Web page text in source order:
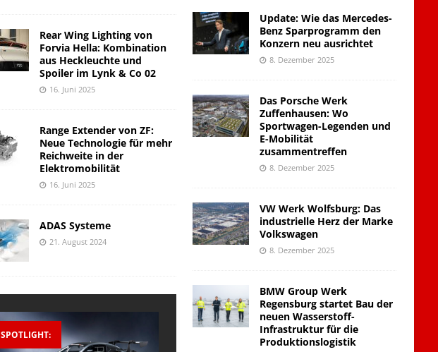
Rear Wing Lighting von
Forvia Hella: Kombination
aus Heckleuchte und
Spoiler im Lynk & Co 02
16. Juni 2025
Range Extender von ZF:
Neue Technologie für mehr
Reichweite in der
Elektromobilität
16. Juni 2025
ADAS Systeme
21. August 2024
SPOTLIGHT:
Update: Wie das Mercedes-
Benz Sparprogramm den
Konzern neu ausrichtet
8. Dezember 2025
Das Porsche Werk
Zuffenhausen: Wo
Sportwagen-Legenden und
E-Mobilität
zusammentreffen
8. Dezember 2025
VW Werk Wolfsburg: Das
industrielle Herz der Marke
Volkswagen
8. Dezember 2025
BMW Group Werk
Regensburg startet Bau der
neuen Wasserstoff-
Infrastruktur für die
Produktionslogistik